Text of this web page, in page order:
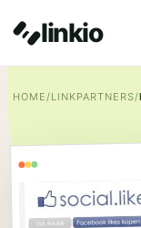
linkio
HOME/LINKPARTNERS/